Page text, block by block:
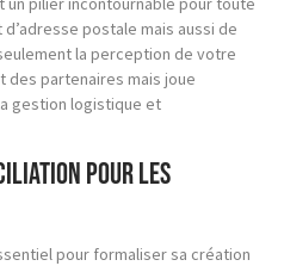
postale mais aussi de
la perception de votre
partenaires mais joue
gestion logistique et
pour les
pour formaliser sa création